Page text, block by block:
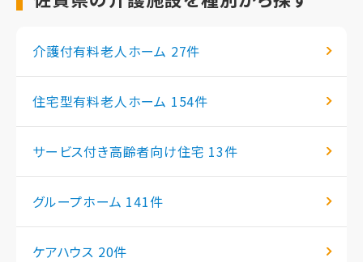
介護付有料老人ホーム 27件
住宅型有料老人ホーム 154件
サービス付き高齢者向け住宅 13件
グループホーム 141件
ケアハウス 20件